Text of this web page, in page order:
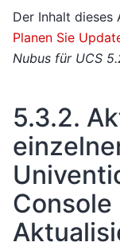
Der Inhalt dieses
Planen Sie
Nubus für UCS
5.3.2.